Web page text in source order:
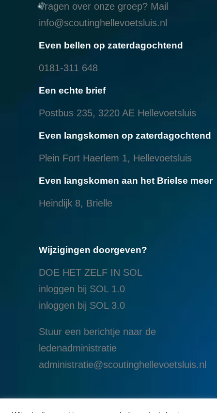
Vragen over onze groep? Mail
info@scoutinghellevoetsluis.nl
Even bellen op zaterdagochtend
0181-311 648
Een echte brief
Postbus 235, 3220 AE Hellevoetsluis
Even langskomen op zaterdagochtend
Plein Fort Haerlem 1, Hellevoetsluis
Even langskomen aan het Brielse meer
Heindijk 8, Brielle
Wijzigingen doorgeven?
DOE HET ZELF IN SOL
inloggen bij SOL 1.0
inloggen bij SOL 3.0
Stuur een berichtje naar de
ledenadministratie
administratie@scoutinghellevoetsluis.nl